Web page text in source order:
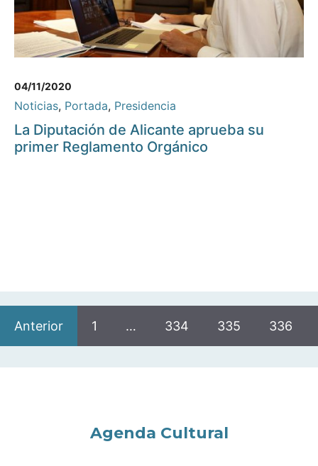
04/11/2020
Noticias, Portada, Presidencia
La Diputación de Alicante aprueba su
primer Reglamento Orgánico
Anterior 1 … 334 335 336
Agenda Cultural